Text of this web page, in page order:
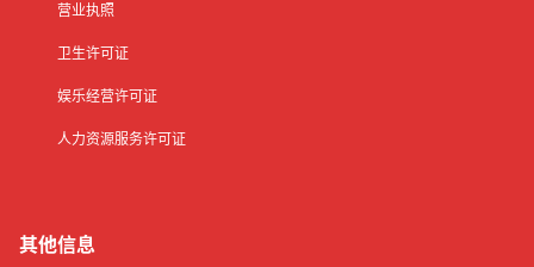
营业执照
卫生许可证
娱乐经营许可证
人力资源服务许可证
其他信息